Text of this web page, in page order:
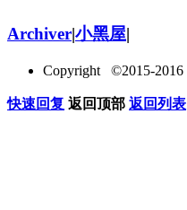
Archiver|小黑屋|
Copyright ©2015-2016
快速回复 返回顶部 返回列表